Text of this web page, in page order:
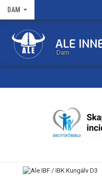
DAM
Dam